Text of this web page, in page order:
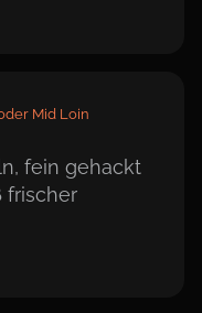
Mid Loin
fein gehackt
frischer